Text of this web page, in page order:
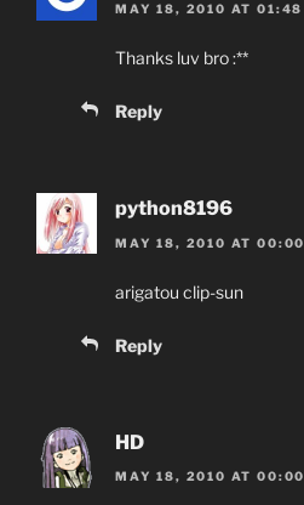
MAY 18, 2010 AT 01:48
Thanks luv bro :**
Reply
python8196
MAY 18, 2010 AT 00:00
arigatou clip-sun
Reply
HD
MAY 18, 2010 AT 00:00